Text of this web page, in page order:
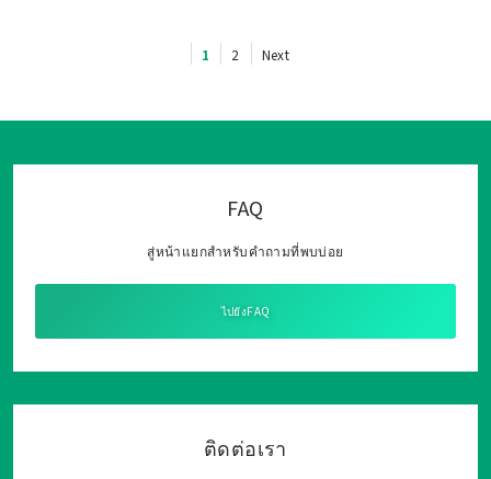
1 2 Next
FAQ
สู่หน้าแยกสำหรับคำถามที่พบบ่อย
ไปยังFAQ
ติดต่อเรา